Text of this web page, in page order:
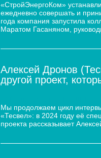
«СтройЭнергоКом»
ежедневно совершать и
года компания запустила
Маратом Гасаняном,
Алексей Дронов
другой проект,
Мы продолжаем цикл
«Тесвел»: в 2024 году её
проекта рассказывает